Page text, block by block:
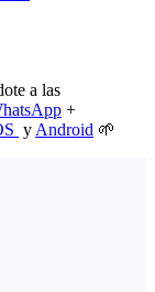
a las
+
y Android 🌱